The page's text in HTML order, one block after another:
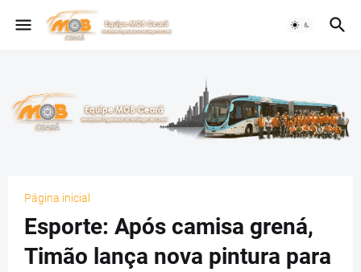
Página inicial
Esporte: Após camisa grená,
Timão lança nova pintura para